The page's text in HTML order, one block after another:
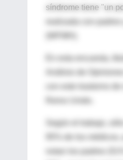
síndrome tiene "un
con este trastorno
Según el trabajo,
95% de los
notan los padres